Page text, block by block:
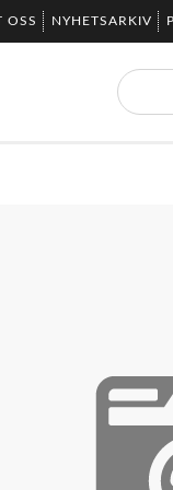
OSS NYHETSARKIV